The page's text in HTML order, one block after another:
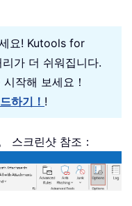
요! Kutools for
가 더 쉬워집니다.
작해 보세요！
하기！ !
스크린샷 참조：